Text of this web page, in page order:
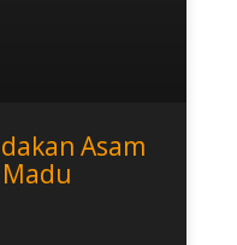
Asam